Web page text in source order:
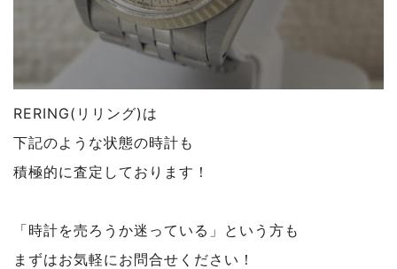
RERING(リリング)は
下記のような状態の時計も
積極的に査定しております！
「時計を売ろうか迷っている」という方も
まずはお気軽にお問合せください！